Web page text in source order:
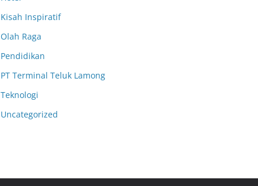
Kisah Inspiratif
Olah Raga
Pendidikan
PT Terminal Teluk Lamong
Teknologi
Uncategorized